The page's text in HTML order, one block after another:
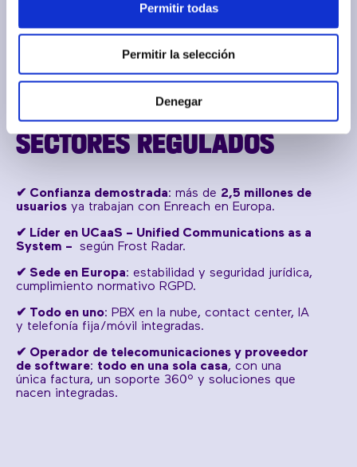
Permitir todas
Permitir la selección
Denegar
COMUNICACIONES CLOUD
SEGURAS Y EUROPEAS:
DISEÑADAS PARA
SECTORES REGULADOS
✔ Confianza demostrada: más de 2,5 millones de
usuarios ya trabajan con Enreach en Europa.
✔ Líder en UCaaS – Unified Communications as a
System –
según Frost Radar.
✔ Sede en Europa: estabilidad y seguridad jurídica,
cumplimiento normativo RGPD.
✔ Todo en uno: PBX en la nube, contact center, IA
y telefonía fija/móvil integradas.
✔ Operador de telecomunicaciones y proveedor
de software: todo en una sola casa, con una
única factura, un soporte 360º y soluciones que
nacen integradas.